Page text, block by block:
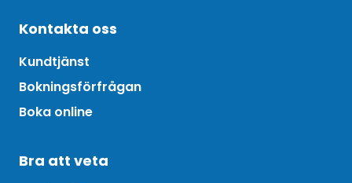
Kontakta oss
Kundtjänst
Bokningsförfrågan
Boka online
Bra att veta